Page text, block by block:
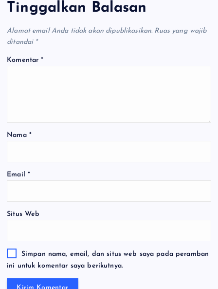
Tinggalkan Balasan
Alamat email Anda tidak akan dipublikasikan. Ruas yang wajib
ditandai *
Komentar*
Nama *
Email *
Situs Web
Simpan nama, email, dan situs web saya pada peramban
ini untuk komentar saya berikutnya.